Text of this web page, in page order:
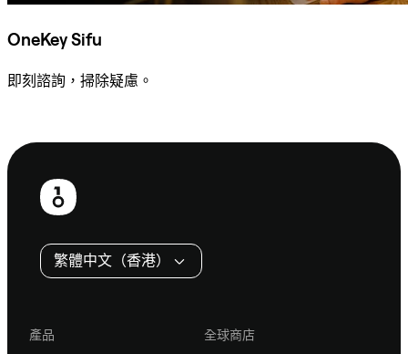
OneKey Sifu
即刻諮詢，掃除疑慮。
頁
繁體中文（香港）
產品
全球商店